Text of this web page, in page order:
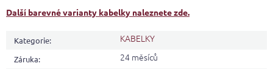
Další barevné varianty kabelky naleznete zde.
Kategorie: KABELKY
Záruka: 24 měsíců